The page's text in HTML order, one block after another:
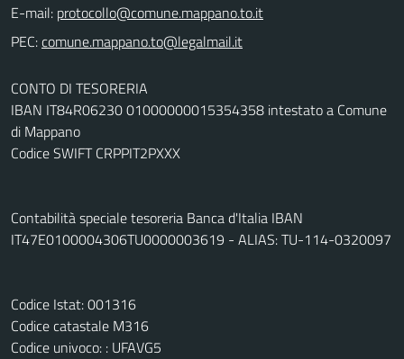
E-mail:
PEC:
CONTO DI TESORERIA
IBAN IT84R06230 01000000015354358 intestato a Comune
di Mappano
Codice SWIFT CRPPIT2PXXX
Contabilità speciale tesoreria Banca d'Italia IBAN
IT47E0100004306TU0000003619 - ALIAS: TU-114-0320097
Codice Istat: 001316
Codice catastale M316
Codice univoco: : UFAVG5